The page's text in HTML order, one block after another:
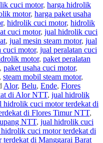
cuci motor, harga hidrolik
motor, harga paket usaha
, hidrolik cuci motor, hidrolik
cuci motor, jual hidrolik cuci
, jual mesin steam motor, jual
cuci motor, jual peralatan cuci
motor, paket peralatan
, paket usaha cuci motor,
steam mobil steam motor,
Alor, Belu, Ende, Flores
di Alor NTT, jual hidrolik
hidrolik cuci motor terdekat di
di Flores Timur NTT,
NTT, jual hidrolik cuci
cuci motor terdekat di
di Manggarai Barat